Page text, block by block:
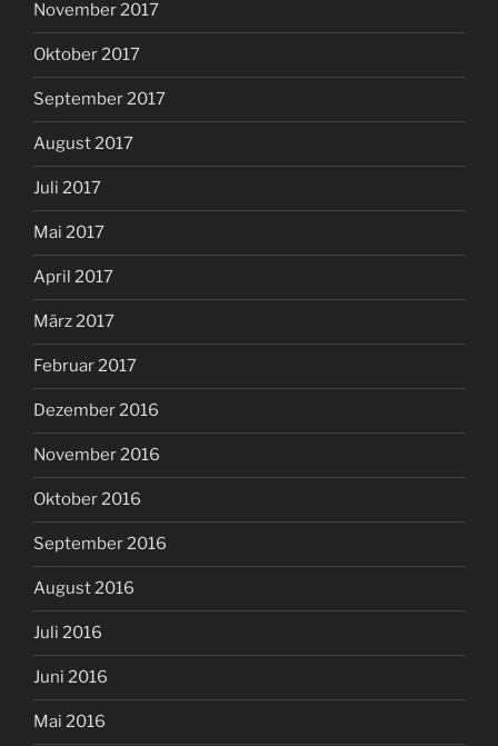
November 2017
Oktober 2017
September 2017
August 2017
Juli 2017
Mai 2017
April 2017
März 2017
Februar 2017
Dezember 2016
November 2016
Oktober 2016
September 2016
August 2016
Juli 2016
Juni 2016
Mai 2016